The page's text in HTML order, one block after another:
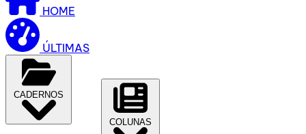
HOME
ÚLTIMAS
CADERNOS
COLUNAS